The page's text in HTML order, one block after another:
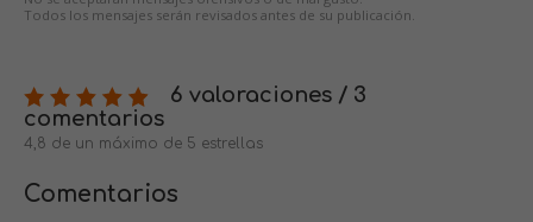
Todos los mensajes serán revisados antes de su publicación.
6 valoraciones / 3
comentarios
4,8 de un máximo de 5 estrellas
Comentarios